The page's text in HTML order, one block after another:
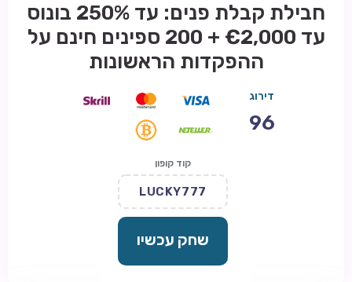
חבילת קבלת פנים: עד 250% בונוס
עד €2,000 + 200 ספינים חינם על
ההפקדות הראשונות
דירוג
96
קוד קופון
LUCKY777
שחק עכשיו